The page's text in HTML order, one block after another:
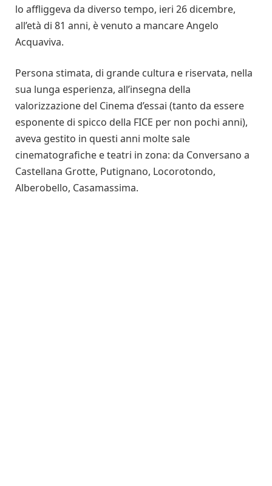
lo affliggeva da diverso tempo, ieri 26 dicembre,
all’età di 81 anni, è venuto a mancare Angelo
Acquaviva.
Persona stimata, di grande cultura e riservata, nella
sua lunga esperienza, all’insegna della
valorizzazione del Cinema d’essai (tanto da essere
esponente di spicco della FICE per non pochi anni),
aveva gestito in questi anni molte sale
cinematografiche e teatri in zona: da Conversano a
Castellana Grotte, Putignano, Locorotondo,
Alberobello, Casamassima.